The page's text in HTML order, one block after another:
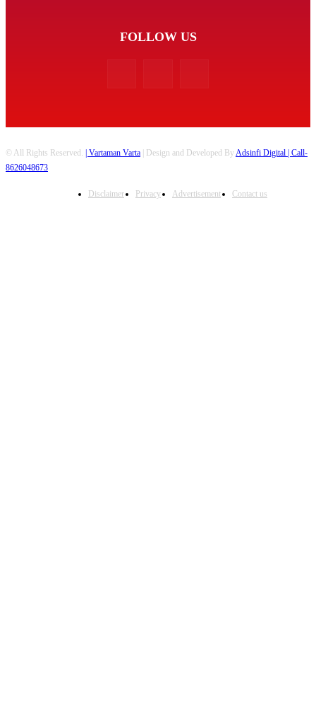
FOLLOW US
© All Rights Reserved. | Vartaman Varta | Design and Developed ByAdsinfi Digital | Call-
8626048673
Disclaimer Privacy Advertisement Contact us